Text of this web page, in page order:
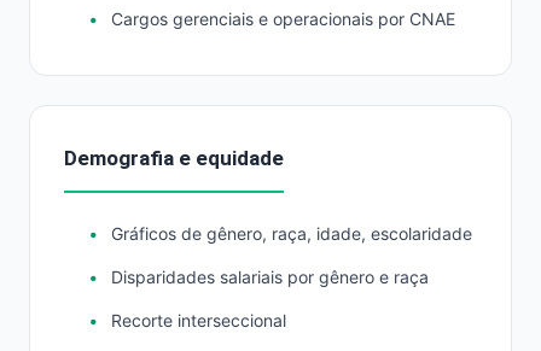
Cargos gerenciais e operacionais por CNAE
Demografia e equidade
Gráficos de gênero, raça, idade, escolaridade
Disparidades salariais por gênero e raça
Recorte interseccional